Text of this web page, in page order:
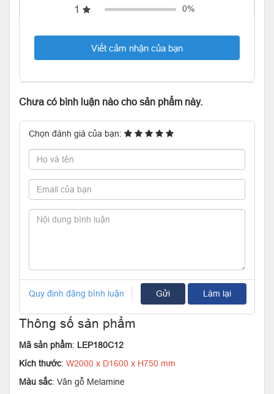
1
0%
Viết cảm nhận của bạn
Chưa có bình luận nào cho sản phẩm này.
Chọn đánh giá của bạn:
Quy định đăng bình luận Gửi Làm lại
Thông số sản phẩm
Mã sản phẩm: LEP180C12
Kích thước: W2000 x D1600 x H750 mm
Màu sắc: Vân gỗ Melamine